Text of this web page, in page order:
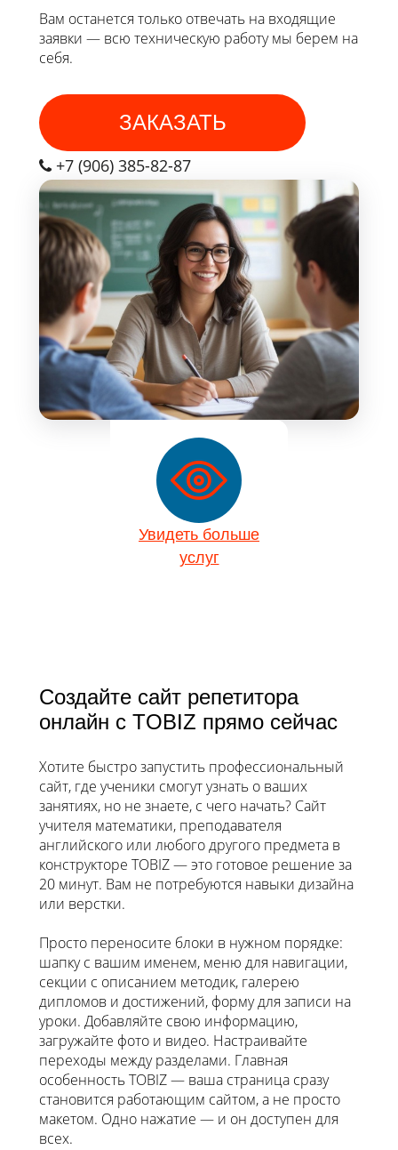
Вам останется только отвечать на входящие
заявки — всю техническую работу мы берем на
себя.
ЗАКАЗАТЬ
+7 (906) 385-82-87
Увидеть больше
услуг
Создайте сайт репетитора
онлайн с TOBIZ прямо сейчас
Хотите быстро запустить профессиональный
сайт, где ученики смогут узнать о ваших
занятиях, но не знаете, с чего начать? Сайт
учителя математики, преподавателя
английского или любого другого предмета в
конструкторе TOBIZ — это готовое решение за
20 минут. Вам не потребуются навыки дизайна
или верстки.
Просто переносите блоки в нужном порядке:
шапку с вашим именем, меню для навигации,
секции с описанием методик, галерею
дипломов и достижений, форму для записи на
уроки. Добавляйте свою информацию,
загружайте фото и видео. Настраивайте
переходы между разделами. Главная
особенность TOBIZ — ваша страница сразу
становится работающим сайтом, а не просто
макетом. Одно нажатие — и он доступен для
всех.